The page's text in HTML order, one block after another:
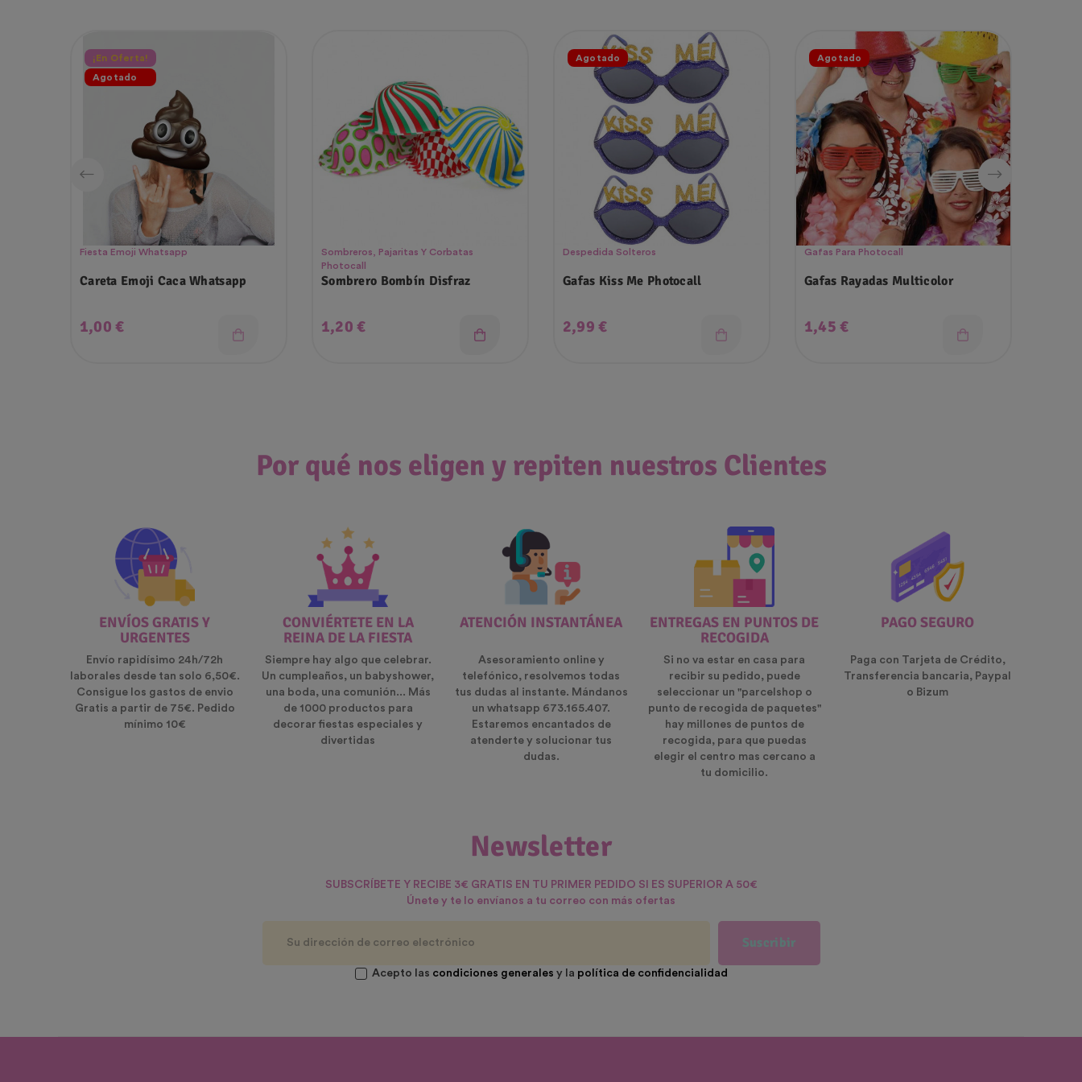
¡En Oferta!
Agotado
Fiesta Emoji Whatsapp
Careta Emoji Caca Whatsapp
Precio
1,00 €
Sombreros, Pajaritas Y Corbatas
Photocall
Sombrero Bombín Disfraz
Precio
1,20 €
Agotado
Despedida Solteros
Gafas Kiss Me Photocall
Precio
2,99 €
Agotado
Gafas Para Photocall
Gafas Rayadas Multicolor
Precio
1,45 €
Por qué nos eligen y repiten nuestros Clientes
ENVÍOS GRATIS Y
URGENTES
Envío rapidísimo 24h/72h
laborales desde tan solo 6,50€.
Consigue los gastos de envio
Gratis a partir de 75€. Pedido
mínimo 10€
CONVIÉRTETE EN LA
REINA DE LA FIESTA
Siempre hay algo que celebrar.
Un cumpleaños, un babyshower,
una boda, una comunión... Más
de 1000 productos para
decorar fiestas especiales y
divertidas
ATENCIÓN INSTANTÁNEA
Asesoramiento online y
telefónico, resolvemos todas
tus dudas al instante. Mándanos
un whatsapp 673.165.407.
Estaremos encantados de
atenderte y solucionar tus
dudas.
ENTREGAS EN PUNTOS DE
RECOGIDA
Si no va estar en casa para
recibir su pedido, puede
seleccionar un "parcelshop o
punto de recogida de paquetes"
hay millones de puntos de
recogida, para que puedas
elegir el centro mas cercano a
tu domicilio.
PAGO SEGURO
Paga con Tarjeta de Crédito,
Transferencia bancaria, Paypal
o Bizum
Newsletter
SUBSCRÍBETE Y RECIBE 3€ GRATIS EN TU PRIMER PEDIDO SI ES SUPERIOR A 50€
Únete y te lo envíanos a tu correo con más ofertas
Suscribir
Acepto las condiciones generales y la política de confidencialidad